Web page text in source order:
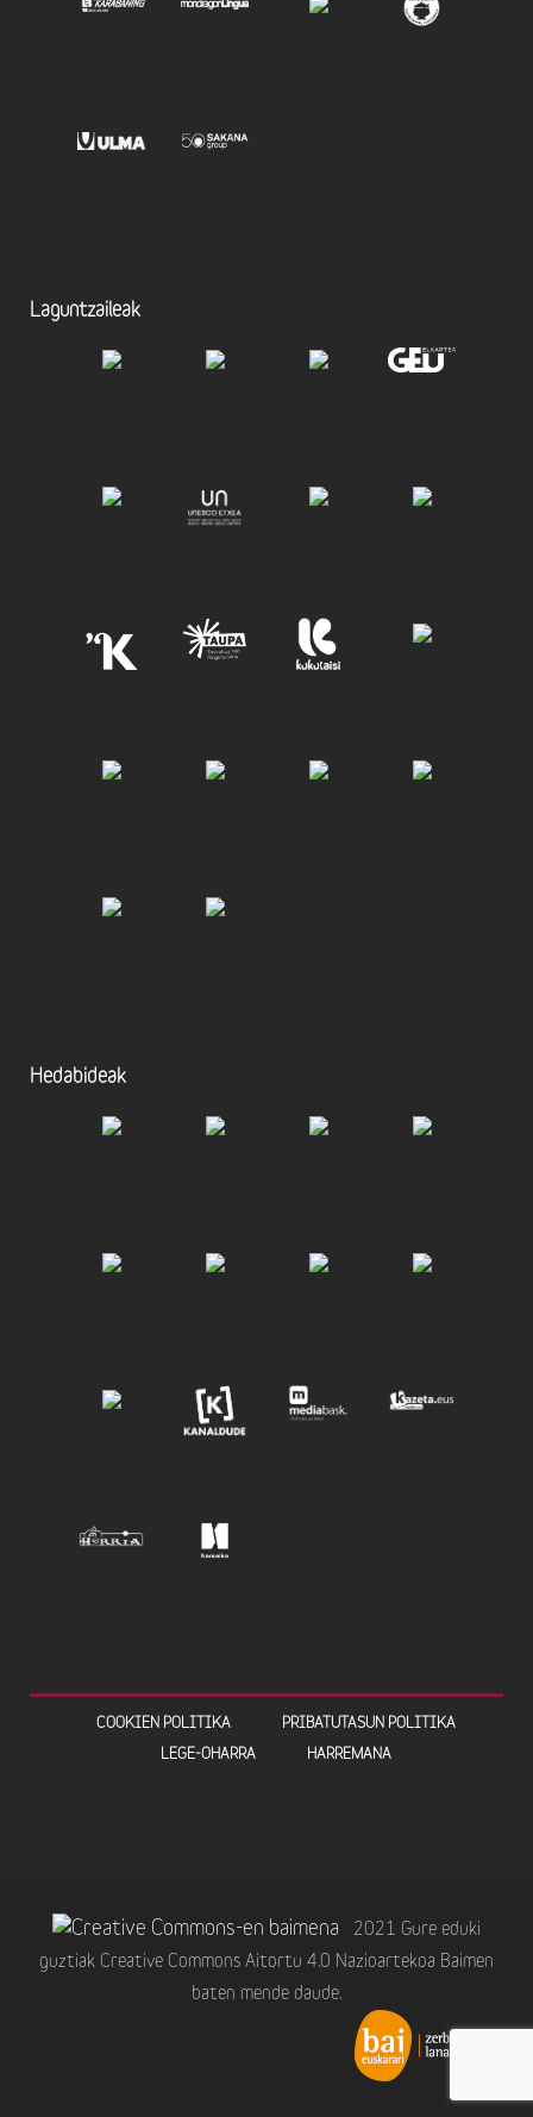
Laguntzaileak
Hedabideak
COOKIEN POLITIKA
PRIBATUTASUN POLITIKA
LEGE-OHARRA
HARREMANA
2021 Gure eduki
guztiak Creative Commons Aitortu 4.0 Nazioartekoa Baimen
baten mende daude.